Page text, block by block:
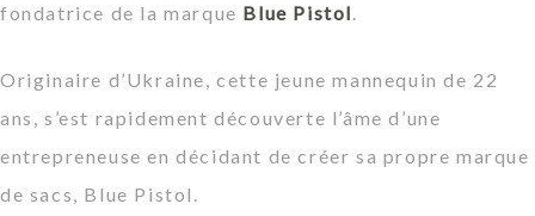
fondatrice de la marque Blue Pistol.
Originaire d’Ukraine, cette jeune mannequin de 22
ans, s’est rapidement découverte l’âme d’une
entrepreneuse en décidant de créer sa propre marque
de sacs, Blue Pistol.